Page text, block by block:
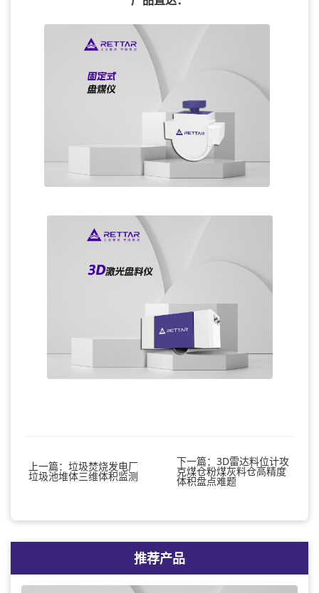
上一篇：垃圾焚烧发电厂
垃圾池堆体三维体积监测
下一篇：3D雷达料位计攻
克煤仓粉煤灰料仓高精度
体积盘点难题
推荐产品